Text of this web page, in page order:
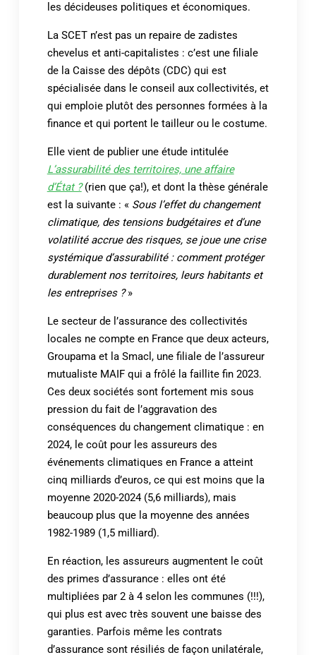
les décideuses politiques et économiques.
La SCET n’est pas un repaire de zadistes
chevelus et anti-capitalistes : c’est une filiale
de la Caisse des dépôts (CDC) qui est
spécialisée dans le conseil aux collectivités, et
qui emploie plutôt des personnes formées à la
finance et qui portent le tailleur ou le costume.
Elle vient de publier une étude intitulée
L’assurabilité des territoires, une affaire
d’État ?(rien que ça!), et dont la thèse générale
est la suivante : « Sous l’effet du changement
climatique, des tensions budgétaires et d’une
volatilité accrue des risques, se joue une crise
systémique d’assurabilité : comment protéger
durablement nos territoires, leurs habitants et
les entreprises ?»
Le secteur de l’assurance des collectivités
locales ne compte en France que deux acteurs,
Groupama et la Smacl, une filiale de l’assureur
mutualiste MAIF qui a frôlé la faillite fin 2023.
Ces deux sociétés sont fortement mis sous
pression du fait de l’aggravation des
conséquences du changement climatique : en
2024, le coût pour les assureurs des
événements climatiques en France a atteint
cinq milliards d’euros, ce qui est moins que la
moyenne 2020-2024 (5,6 milliards), mais
beaucoup plus que la moyenne des années
1982-1989 (1,5 milliard).
En réaction, les assureurs augmentent le coût
des primes d’assurance : elles ont été
multipliées par 2 à 4 selon les communes (!!!),
qui plus est avec très souvent une baisse des
garanties. Parfois même les contrats
d’assurance sont résiliés de façon unilatérale,